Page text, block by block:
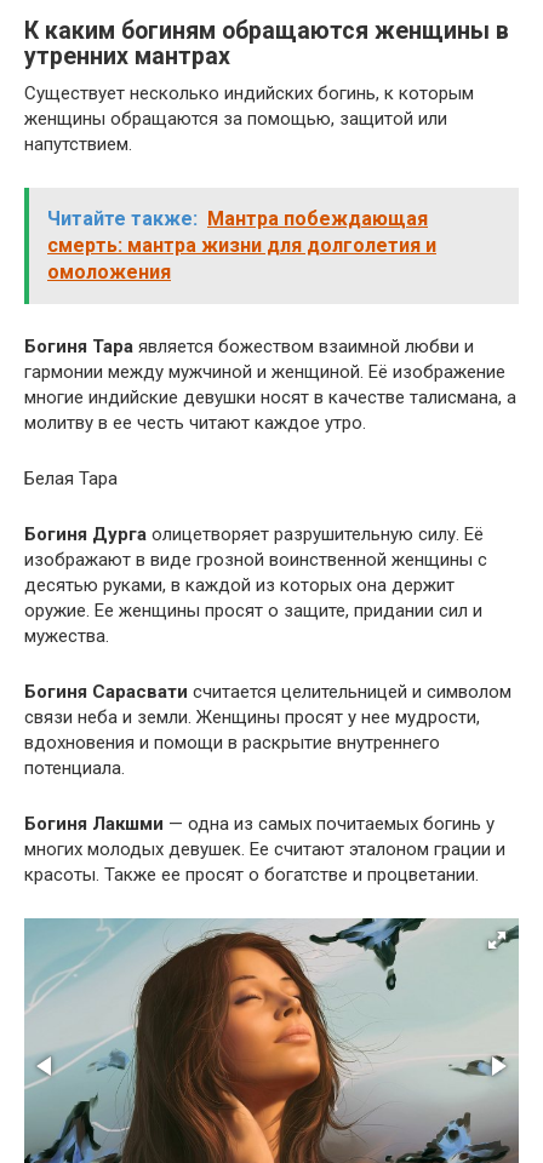
К каким богиням обращаются женщины в
утренних мантрах
Существует несколько индийских богинь, к которым
женщины обращаются за помощью, защитой или
напутствием.
Читайте также: Мантра побеждающая
смерть: мантра жизни для долголетия и
омоложения
Богиня Тара является божеством взаимной любви и
гармонии между мужчиной и женщиной. Её изображение
многие индийские девушки носят в качестве талисмана, а
молитву в ее честь читают каждое утро.
Белая Тара
Богиня Дурга олицетворяет разрушительную силу. Её
изображают в виде грозной воинственной женщины с
десятью руками, в каждой из которых она держит
оружие. Ее женщины просят о защите, придании сил и
мужества.
Богиня Сарасвати считается целительницей и символом
связи неба и земли. Женщины просят у нее мудрости,
вдохновения и помощи в раскрытие внутреннего
потенциала.
Богиня Лакшми — одна из самых почитаемых богинь у
многих молодых девушек. Ее считают эталоном грации и
красоты. Также ее просят о богатстве и процветании.